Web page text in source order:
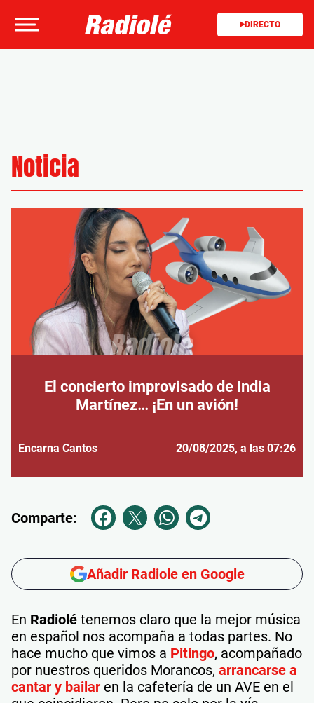
DIRECTO
Noticia
El concierto improvisado de India
Martínez… ¡En un avión!
Encarna Cantos 20/08/2025, a las 07:26
Comparte:
Añadir Radiole en Google
En Radiolé tenemos claro que la mejor música
en español nos acompaña a todas partes. No
hace mucho que vimos a Pitingo, acompañado
por nuestros queridos Morancos, arrancarse a
cantar y bailar en la cafetería de un AVE en el